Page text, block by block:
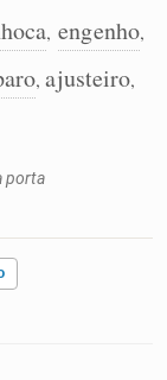
, engenho,
,ajusteiro,
porta